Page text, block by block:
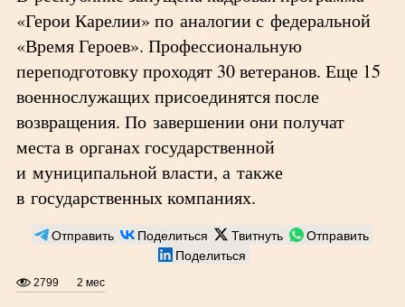
«Герои Карелии» по аналогии с федеральной
«Время Героев». Профессиональную
переподготовку проходят 30 ветеранов. Еще 15
военнослужащих присоединятся после
возвращения. По завершении они получат
места в органах государственной
и муниципальной власти, а также
в государственных компаниях.
Отправить Поделиться Твитнуть
Отправить
Поделиться
2799 2 мес